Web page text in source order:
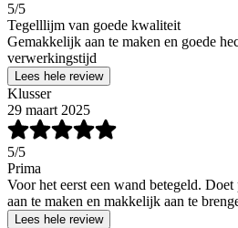
5/5
Tegelllijm van goede kwaliteit
Gemakkelijk aan te maken en goede
verwerkingstijd
Lees hele review
Klusser
29 maart 2025
5/5
Prima
Voor het eerst een wand betegeld.
aan te maken en makkelijk aan te
Lees hele review